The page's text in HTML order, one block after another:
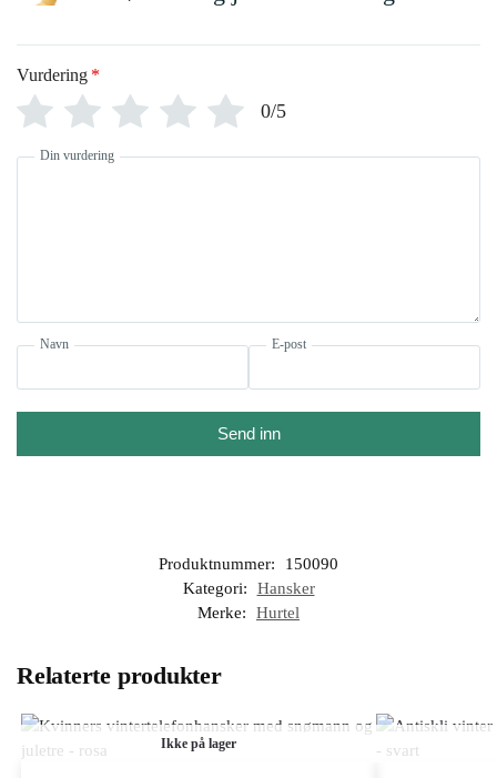
Vurdering *
0/5
Din vurdering
Navn E-post
Send inn
Produktnummer:
150090
Kategori:
Hansker
Merke:
Hurtel
Relaterte produkter
Ikke på lager